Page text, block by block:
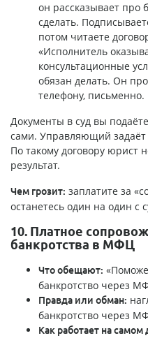
он рассказывает про
сделать.
потом читаете
«Исполнитель
консультационные
обязан делать. Он
телефону, письменно.
Документы в суд вы
сами. Управляющий
По такому договору юрист
результат.
Чем грозит: заплатите за
останетесь один на один
10. Платное
банкротства в МФЦ
Что обещают:
банкротство через
Правда или обман:
банкротство через
Как работает на самом